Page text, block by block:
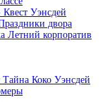
Квест Уэнсдей
двора
Летний корпоратив
Тайна Коко Уэнсдей